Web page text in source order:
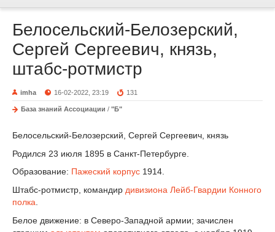
Белосельский-Белозерский,
Сергей Сергеевич, князь,
штабс-ротмистр
imha 16-02-2022, 23:19 131
База знаний Ассоциации / "Б"
Белосельский-Белозерский, Сергей Сергеевич, князь
Родился 23 июля 1895 в Санкт-Петербурге.
Образование: Пажеский корпус 1914.
Штабс-ротмистр, командир дивизиона Лейб-Гвардии Конного
полка
Белое движение: в Северо-Западной армии; зачислен